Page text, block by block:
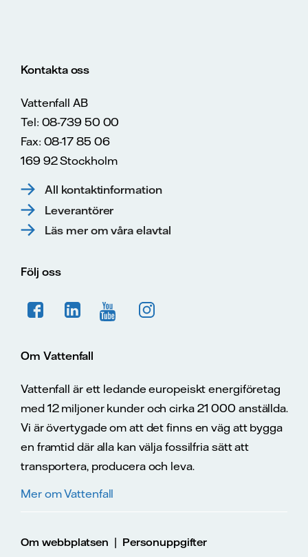
Kontakta oss
Vattenfall AB
Tel: 08-739 50 00
Fax: 08-17 85 06
169 92 Stockholm
All kontaktinformation
Leverantörer
Läs mer om våra elavtal
Följ oss
Om Vattenfall
Vattenfall är ett ledande europeiskt energiföretag
med 12 miljoner kunder och cirka 21 000 anställda.
Vi är övertygade om att det finns en väg att bygga
en framtid där alla kan välja fossilfria sätt att
transportera, producera och leva.
Mer om Vattenfall
Om webbplatsen | Personuppgifter